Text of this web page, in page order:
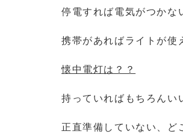
停電すれば電気がつかな
携帯があればライトが使
懐中電灯は？？
持っていればもちろんい
正直準備していない、